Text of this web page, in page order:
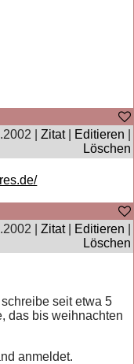
| Zitat| Editieren
Löschen
| Zitat| Editieren
Löschen
seit etwa 5
das bis weihnachten
anmeldet.